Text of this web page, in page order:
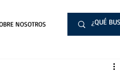
NOSOTROS